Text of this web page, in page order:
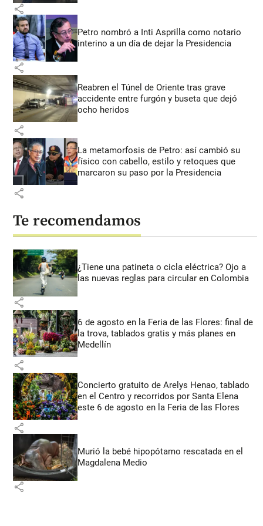
share
Petro nombró a Inti Asprilla como notario
interino a un día de dejar la Presidencia
share
Reabren el Túnel de Oriente tras grave
accidente entre furgón y buseta que dejó
ocho heridos
share
La metamorfosis de Petro: así cambió su
físico con cabello, estilo y retoques que
marcaron su paso por la Presidencia
share
Te recomendamos
¿Tiene una patineta o cicla eléctrica? Ojo a
las nuevas reglas para circular en Colombia
share
6 de agosto en la Feria de las Flores: final de
la trova, tablados gratis y más planes en
Medellín
share
Concierto gratuito de Arelys Henao, tablado
en el Centro y recorridos por Santa Elena
este 6 de agosto en la Feria de las Flores
share
Murió la bebé hipopótamo rescatada en el
Magdalena Medio
share